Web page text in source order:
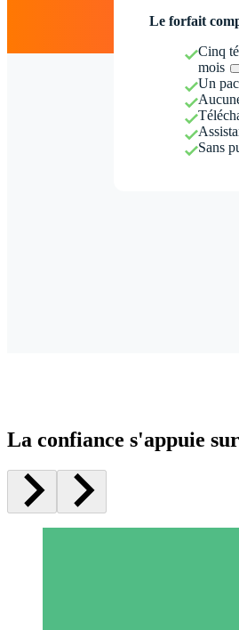
Le forfait
Cinq
mois
Un
Sans
La confiance s'appuie